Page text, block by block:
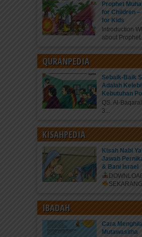
Prophet
for Children
for Kids
Introduction
about
QURANPEDIA
Sebaik-Baik
Adalah
Kebutuhan
QS. Al-
3...
KISAHPEDIA
Kisah Nabi
Jawab
& Bani Israel
SEKARANG
IBADAH
Cara
Mutawasitha